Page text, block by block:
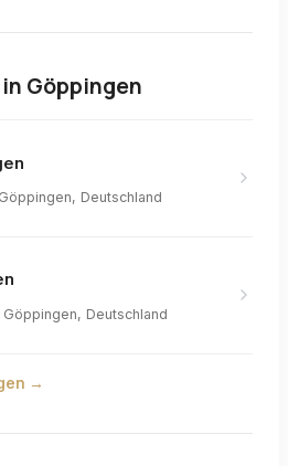
Göppingen
Deutschland
Deutschland
→